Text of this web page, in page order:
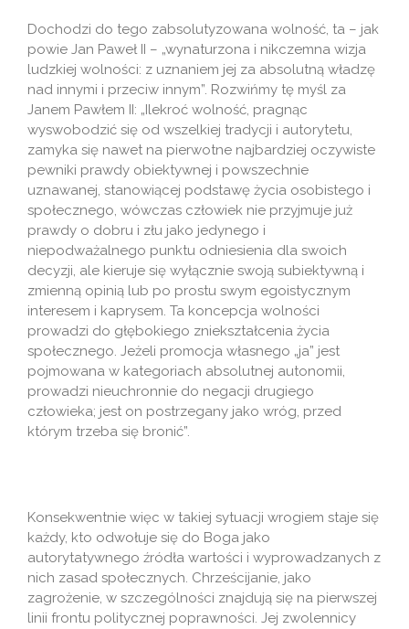
Dochodzi do tego zabsolutyzowana wolność, ta – jak
powie Jan Paweł II – „wynaturzona i nikczemna wizja
ludzkiej wolności: z uznaniem jej za absolutną władzę
nad innymi i przeciw innym”. Rozwińmy tę myśl za
Janem Pawłem II: „Ilekroć wolność, pragnąc
wyswobodzić się od wszelkiej tradycji i autorytetu,
zamyka się nawet na pierwotne najbardziej oczywiste
pewniki prawdy obiektywnej i powszechnie
uznawanej, stanowiącej podstawę życia osobistego i
społecznego, wówczas człowiek nie przyjmuje już
prawdy o dobru i złu jako jedynego i
niepodważalnego punktu odniesienia dla swoich
decyzji, ale kieruje się wyłącznie swoją subiektywną i
zmienną opinią lub po prostu swym egoistycznym
interesem i kaprysem. Ta koncepcja wolności
prowadzi do głębokiego zniekształcenia życia
społecznego. Jeżeli promocja własnego „ja” jest
pojmowana w kategoriach absolutnej autonomii,
prowadzi nieuchronnie do negacji drugiego
człowieka; jest on postrzegany jako wróg, przed
którym trzeba się bronić”.
Konsekwentnie więc w takiej sytuacji wrogiem staje się
każdy, kto odwołuje się do Boga jako
autorytatywnego źródła wartości i wyprowadzanych z
nich zasad społecznych. Chrześcijanie, jako
zagrożenie, w szczególności znajdują się na pierwszej
linii frontu politycznej poprawności. Jej zwolennicy